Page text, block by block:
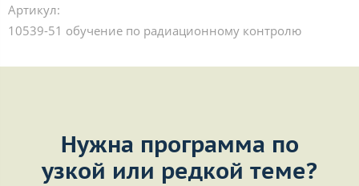
Артикул:
10539-51 обучение по радиационному контролю
Нужна программа по
узкой или редкой теме?